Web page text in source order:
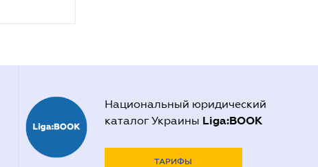
Национальный юридический
каталог Украины Liga:BOOK
ТАРИФЫ